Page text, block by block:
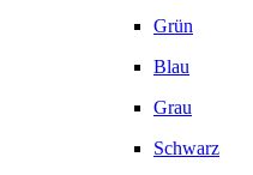
Grün
Blau
Grau
Schwarz